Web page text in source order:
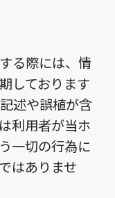
る際には、情
しております
述や誤植が含
利用者が当ホ
一切の行為に
はありませ